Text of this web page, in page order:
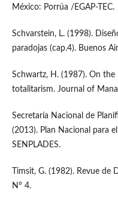
México: Porrúa /EGAP-TEC.
Schvarstein, L. (1998).
paradojas (cap.4). Buenos
Schwartz, H. (1987). On the
totalitarism. Journal of
Secretaría Nacional de
(2013). Plan Nacional para
SENPLADES.
Timsit, G. (1982). Revue
N° 4.